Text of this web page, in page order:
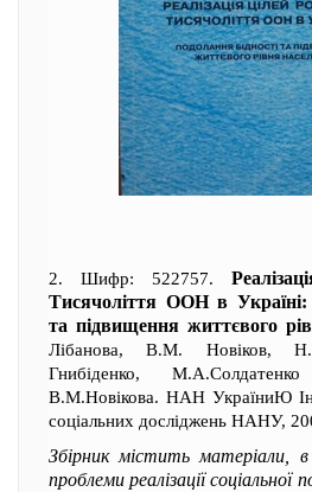
2. Шифр: 522757.
Тисячоліття ООН в Україні:
та підвищення життєвого
Лібанова, В.М. Новіков,
Гнибіденко,
В.М.Новікова. НАН УкраїниЮ
соціальних досліджень НАНУ,
Збірник містить матеріали,
проблеми реалізації соціальної